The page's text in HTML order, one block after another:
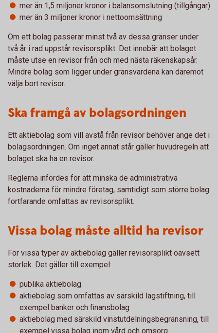
mer än 1,5 miljoner kronor i balansomslutning (tillgångar)
mer än 3 miljoner kronor i nettoomsättning
Om ett bolag passerar minst två av dessa gränser under
två år i rad uppstår revisorsplikt. Det innebär att bolaget
måste utse en revisor från och med nästa räkenskapsår.
Mindre bolag som ligger under gränsvärdena kan däremot
välja bort revisor.
Ska framgå av bolagsordningen
Ett aktiebolag som vill avstå från revisor behöver ange det i
bolagsordningen. Om inget annat står gäller huvudregeln att
bolaget ska ha en revisor.
Reglerna infördes för att minska de administrativa
kostnaderna för mindre företag, samtidigt som större bolag
fortfarande omfattas av revisorsplikt.
Vissa bolag måste alltid ha revisor
För vissa typer av aktiebolag gäller revisorsplikt oavsett
storlek. Det gäller till exempel:
publika aktiebolag
aktiebolag som omfattas av särskild lagstiftning, till
exempel banker och finansbolag
aktiebolag med särskild vinstutdelningsbegränsning, till
exempel vissa bolag inom vård och omsorg